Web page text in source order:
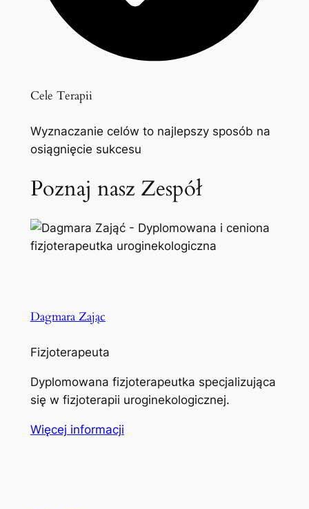
Cele Terapii
Wyznaczanie celów to najlepszy sposób na
osiągnięcie sukcesu
Poznaj nasz Zespół
Dagmara Zając
Fizjoterapeuta
Dyplomowana fizjoterapeutka specjalizująca
się w fizjoterapii uroginekologicznej.
Więcej informacji